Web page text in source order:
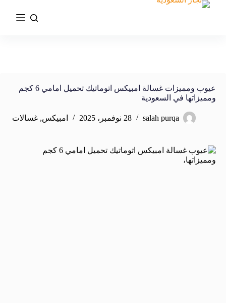
عيوب ومميزات غسالة امبيكس اتوماتيك تحميل امامي 6 كجم
ومميزاتها في السعودية
salah purqa 28 نوفمبر، 2025 امبيكس, غسالات